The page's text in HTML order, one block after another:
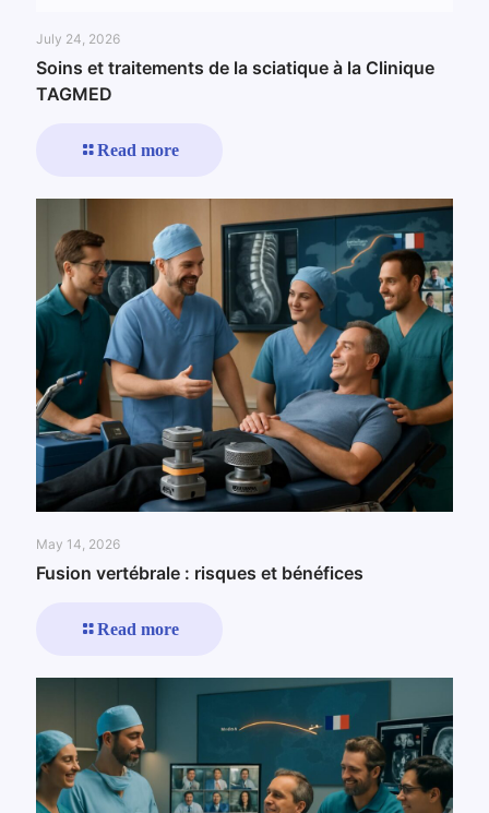
July 24, 2026
Soins et traitements de la sciatique à la Clinique
TAGMED
Read more
May 14, 2026
Fusion vertébrale : risques et bénéfices
Read more